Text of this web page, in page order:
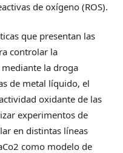
de oxígeno (ROS).
que presentan las
controlar la
la droga
de metal líquido, el
oxidante de las
experimentos de
en distintas líneas
como modelo de